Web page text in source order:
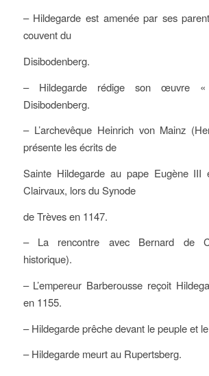
– Hildegarde est amenée par ses
couvent du
Disibodenberg.
– Hildegarde rédige son œuvre
Disibodenberg.
– L’archevêque Heinrich von Mainz
présente les écrits de
Sainte Hildegarde au pape Eugène
Clairvaux, lors du Synode
de Trèves en 1147.
– La rencontre avec Bernard de
historique).
– L’empereur Barberousse reçoit
en 1155.
– Hildegarde prêche devant le peuple et
– Hildegarde meurt au Rupertsberg.